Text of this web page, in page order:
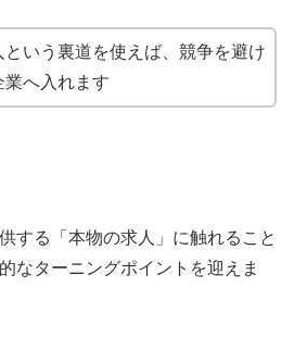
という裏道を使えば、競争を避け
業へ入れます
する「本物の求人」に触れること
なターニングポイントを迎えま